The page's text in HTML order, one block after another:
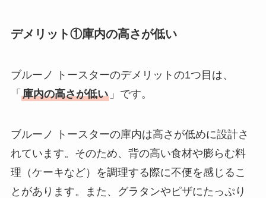
デメリット①庫内の高さが低い
ブルーノ トースターのデメリットの1つ目は、
「 庫内の高さが低い」です。
ブルーノ トースターの庫内は高さが低めに設計さ
れています。そのため、背の高い食材や膨らむ料
理（ケーキなど）を調理する際に不便を感じるこ
とがあります。また、グラタンやピザにたっぷり